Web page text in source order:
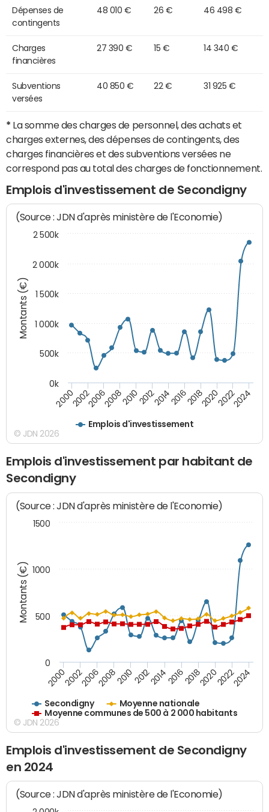
Dépenses de
contingents
48 010 € 26 € 46 498 €
Charges
financières
27 390 € 15 € 14 340 €
Subventions
versées
40 850 € 22 € 31 925 €
* La somme des charges de personnel, des achats et
charges externes, des dépenses de contingents, des
charges financières et des subventions versées ne
correspond pas au total des charges de fonctionnement.
Emplois d'investissement de Secondigny
Montants (€)
(Source : JDN d'après ministère de l'Economie)
Emplois d'investissement
200020022006200820102012201420162018202020222024
0k
500k
1 000k
1 500k
2 000k
2 500k
© JDN 2026
Emplois d'investissement par habitant de
Secondigny
Montants (€)
(Source : JDN d'après ministère de l'Economie)
Secondigny
Moyenne nationale
Moyenne communes de 500 à 2 000 habitants
200020022006200820102012201420162018202020222024
0
500
1000
1500
© JDN 2026
Emplois d'investissement de Secondigny
en 2024
(Source : JDN d'après ministère de l'Economie)